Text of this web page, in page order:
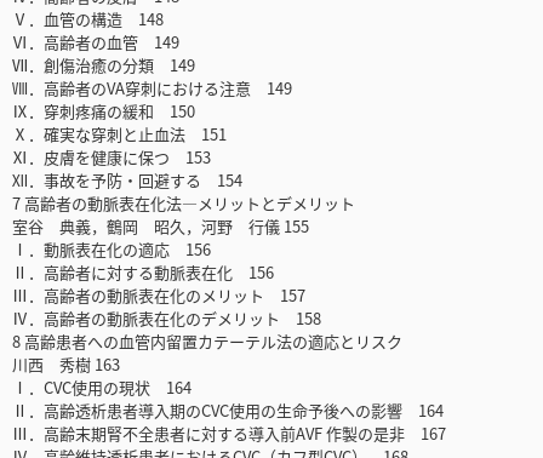
Ⅴ．血管の構造 148
Ⅵ．高齢者の血管 149
Ⅶ．創傷治癒の分類 149
Ⅷ．高齢者のVA穿刺における注意 149
Ⅸ．穿刺疼痛の緩和 150
Ⅹ．確実な穿刺と止血法 151
Ⅺ．皮膚を健康に保つ 153
Ⅻ．事故を予防・回避する 154
7 高齢者の動脈表在化法―メリットとデメリット
室谷 典義，鶴岡 昭久，河野 行儀 155
Ⅰ．動脈表在化の適応 156
Ⅱ．高齢者に対する動脈表在化 156
Ⅲ．高齢者の動脈表在化のメリット 157
Ⅳ．高齢者の動脈表在化のデメリット 158
8 高齢患者への血管内留置カテーテル法の適応とリスク
川西 秀樹 163
Ⅰ．CVC使用の現状 164
Ⅱ．高齢透析患者導入期のCVC使用の生命予後への影響 164
Ⅲ．高齢末期腎不全患者に対する導入前AVF 作製の是非 167